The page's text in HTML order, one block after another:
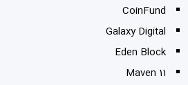
CoinFund
Galaxy Digital
Eden Block
Maven 11